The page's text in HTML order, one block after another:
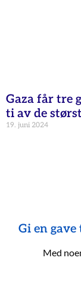
Gaza får tre
ti av de
19. juni 2024
Gi en
Med